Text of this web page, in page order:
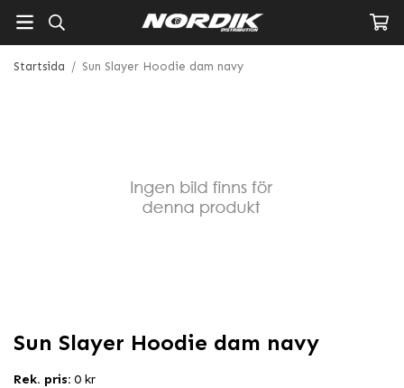
Startsida / Sun Slayer Hoodie dam navy
Sun Slayer Hoodie dam navy
Rek. pris: 0 kr